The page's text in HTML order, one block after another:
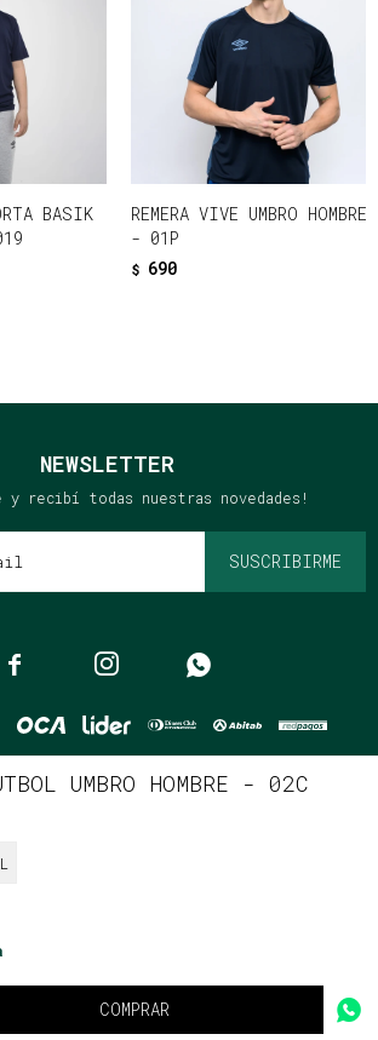
UMBRO HOMBRE - 02C
COMPRAR
BASIK
REMERA VIVE UMBRO HOMBRE
- 01P
$ 690
NEWSLETTER
y recibí todas nuestras novedades!
SUSCRIBIRME
  
Fenicio